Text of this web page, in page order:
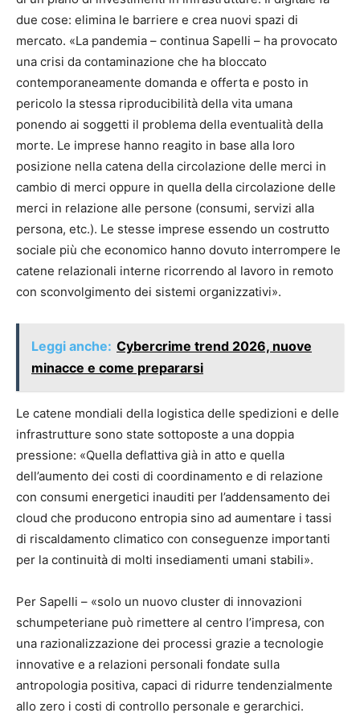
due cose: elimina le barriere e crea nuovi spazi di
mercato. «La pandemia – continua Sapelli – ha provocato
una crisi da contaminazione che ha bloccato
contemporaneamente domanda e offerta e posto in
pericolo la stessa riproducibilità della vita umana
ponendo ai soggetti il problema della eventualità della
morte. Le imprese hanno reagito in base alla loro
posizione nella catena della circolazione delle merci in
cambio di merci oppure in quella della circolazione delle
merci in relazione alle persone (consumi, servizi alla
persona, etc.). Le stesse imprese essendo un costrutto
sociale più che economico hanno dovuto interrompere le
catene relazionali interne ricorrendo al lavoro in remoto
con sconvolgimento dei sistemi organizzativi».
Leggi anche: Cybercrime trend 2026, nuove
minacce e come prepararsi
Le catene mondiali della logistica delle spedizioni e delle
infrastrutture sono state sottoposte a una doppia
pressione: «Quella deflattiva già in atto e quella
dell’aumento dei costi di coordinamento e di relazione
con consumi energetici inauditi per l’addensamento dei
cloud che producono entropia sino ad aumentare i tassi
di riscaldamento climatico con conseguenze importanti
per la continuità di molti insediamenti umani stabili».
Per Sapelli – «solo un nuovo cluster di innovazioni
schumpeteriane può rimettere al centro l’impresa, con
una razionalizzazione dei processi grazie a tecnologie
innovative e a relazioni personali fondate sulla
antropologia positiva, capaci di ridurre tendenzialmente
allo zero i costi di controllo personale e gerarchici.